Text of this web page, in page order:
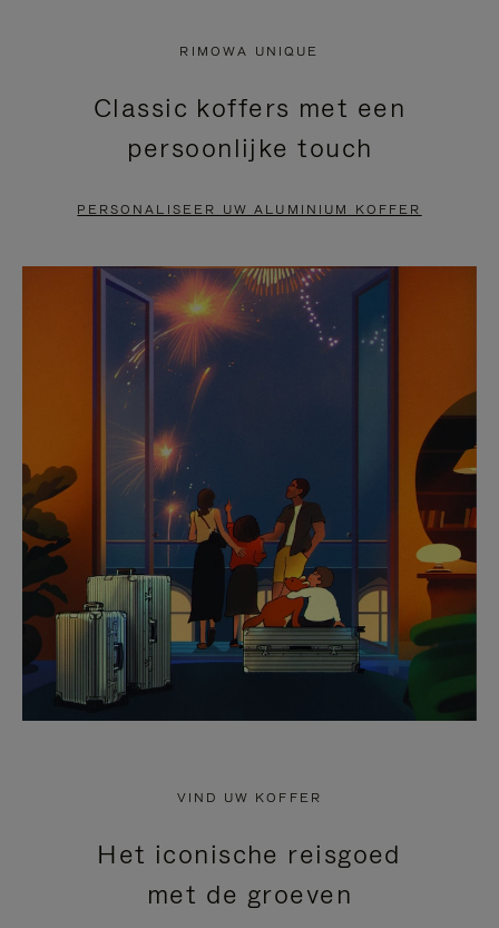
DRUK
OM
PAUZEREN
VIDEO
IS
UITGESCHAKELD.
HIER
OM
HET
DEMPEN
OP
TE
HEFFEN
RIMOWA UNIQUE
Classic koffers met een
persoonlijke touch
PERSONALISEER UW ALUMINIUM KOFFER
VIND UW KOFFER
Het iconische reisgoed
met de groeven